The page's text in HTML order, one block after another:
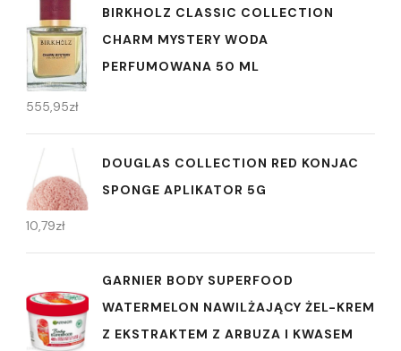
BIRKHOLZ CLASSIC COLLECTION
CHARM MYSTERY WODA
PERFUMOWANA 50 ML
555,95zł
DOUGLAS COLLECTION RED KONJAC
SPONGE APLIKATOR 5G
10,79zł
GARNIER BODY SUPERFOOD
WATERMELON NAWILŻAJĄCY ŻEL-KREM
Z EKSTRAKTEM Z ARBUZA I KWASEM